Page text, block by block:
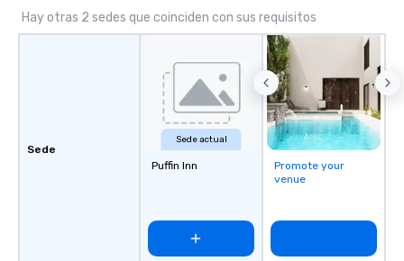
Hay otras 2 sedes que coinciden con sus requisitos
Sede
Sede actual
Puffin Inn
Promote your
venue